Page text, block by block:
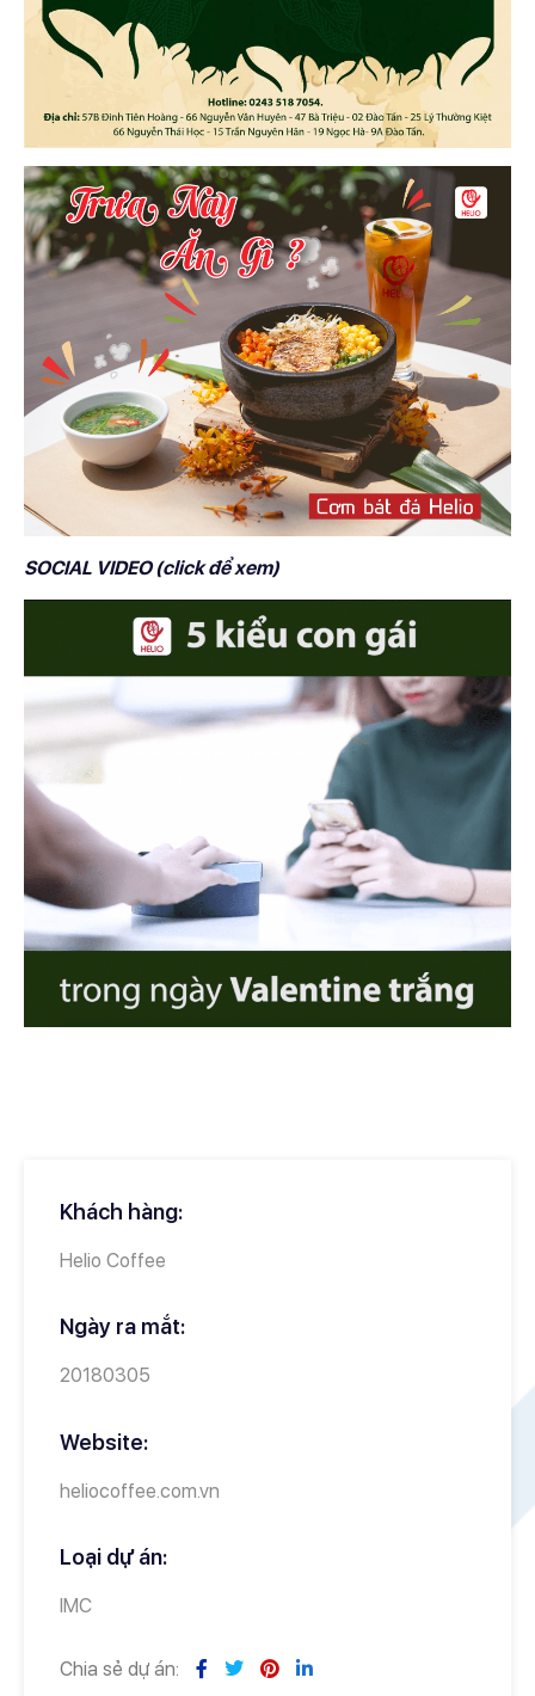
SOCIAL VIDEO (click để xem)
Khách hàng:
Helio Coffee
Ngày ra mắt:
20180305
Website:
heliocoffee.com.vn
Loại dự án:
IMC
Chia sẻ dự án: